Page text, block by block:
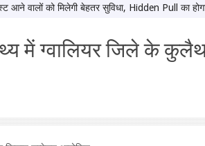
को मिलेगी बेहतर सुविधा, Hidden Pull का होगा
में ग्वालियर जिले के